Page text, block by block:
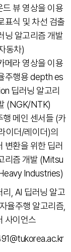
드 뷰 영상을 이용
표식 및 차선 검출
닝 알고리즘 개발
동차)
메라 영상을 이용
주행용 depth es
딥러닝 알고리
(NGK/NTK)
행 메인 센서들 (카
이더/레이더)의
변환을 위한 딥러
리즘 개발 (Mitsu
Industries)
리, AI 딥러닝 알고
율주행 알고리즘,
사이언스